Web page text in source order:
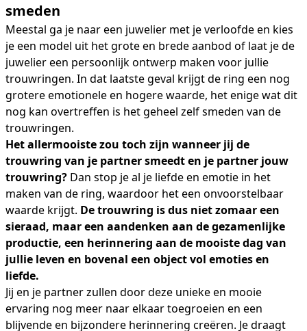
smeden
Meestal ga je naar een juwelier met je verloofde en kies
je een model uit het grote en brede aanbod of laat je de
juwelier een persoonlijk ontwerp maken voor jullie
trouwringen. In dat laatste geval krijgt de ring een nog
grotere emotionele en hogere waarde, het enige wat dit
nog kan overtreffen is het geheel zelf smeden van de
trouwringen.
Het allermooiste zou toch zijn wanneer jij de
trouwring van je partner smeedt en je partner jouw
trouwring? Dan stop je al je liefde en emotie in het
maken van de ring, waardoor het een onvoorstelbaar
waarde krijgt. De trouwring is dus niet zomaar een
sieraad, maar een aandenken aan de gezamenlijke
productie, een herinnering aan de mooiste dag van
jullie leven en bovenal een object vol emoties en
liefde.
Jij en je partner zullen door deze unieke en mooie
ervaring nog meer naar elkaar toegroeien en een
blijvende en bijzondere herinnering creëren. Je draagt